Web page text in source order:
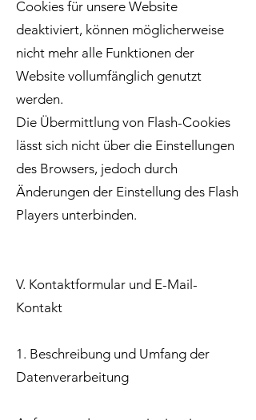
Cookies für unsere Website
deaktiviert, können möglicherweise
nicht mehr alle Funktionen der
Website vollumfänglich genutzt
werden.
Die Übermittlung von Flash-Cookies
lässt sich nicht über die Einstellungen
des Browsers, jedoch durch
Änderungen der Einstellung des Flash
Players unterbinden.
V. Kontaktformular und E-Mail-
Kontakt
1. Beschreibung und Umfang der
Datenverarbeitung